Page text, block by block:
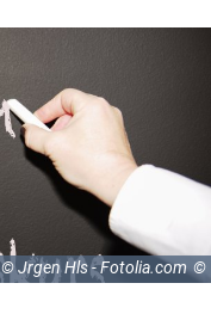
© Jrgen Hls - Fotolia.com